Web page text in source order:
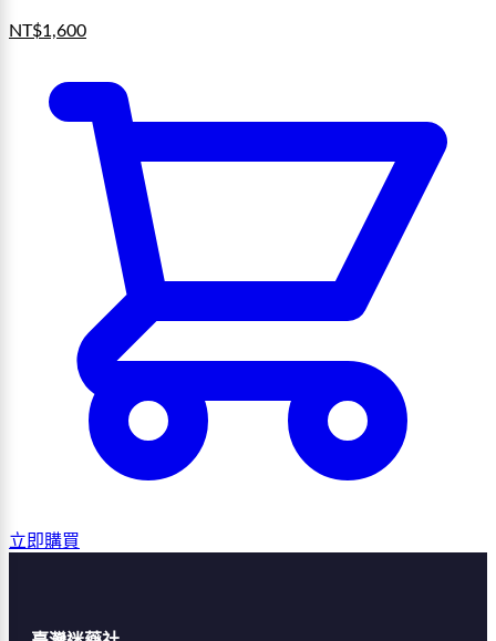
NT$1,600
立即購買